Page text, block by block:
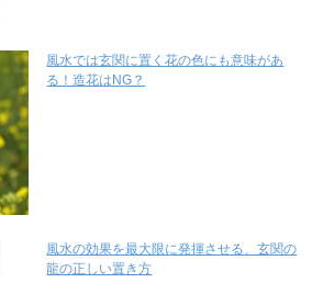
風水では玄関に置く花の色にも意味があ
る！造花はNG？
風水の効果を最大限に発揮させる、玄関の
龍の正しい置き方